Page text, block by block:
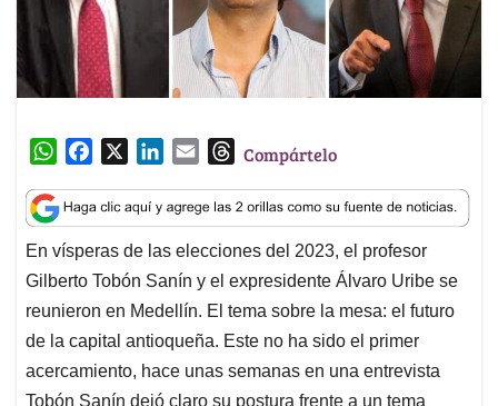
W
a
t
s
A
p
p
c
e
b
o
o
k
n
k
e
d
I
n
a
i
l
T
r
e
a
d
s
Compártelo
En vísperas de las elecciones del 2023, el profesor
Gilberto Tobón Sanín y el expresidente Álvaro Uribe se
reunieron en Medellín. El tema sobre la mesa: el futuro
de la capital antioqueña. Este no ha sido el primer
acercamiento, hace unas semanas en una entrevista
Tobón Sanín dejó claro su postura frente a un tema